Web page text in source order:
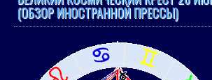
(ОБЗОР ИНОСТРАННОЙ ПРЕССЫ)